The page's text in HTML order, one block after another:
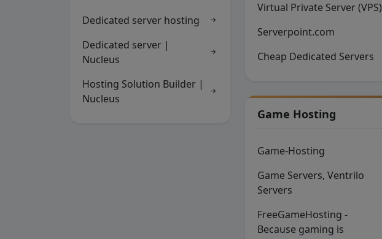
Dedicated server hosting
Dedicated server |
Nucleus
Hosting Solution Builder |
Nucleus
Virtual Private Server (VPS)
Serverpoint.com
Cheap Dedicated Servers
Game Hosting
Game-Hosting
Game Servers, Ventrilo
Servers
FreeGameHosting -
Because gaming is